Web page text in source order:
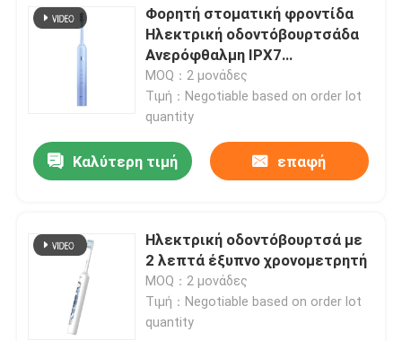
Προϊόντα
Βίντεο
Σχετικά με εμάς
Φορητή στοματική φροντίδα
Ηλεκτρική οδοντόβουρτσάδα
Ανερόφθαλμη IPX7
επαναφορτιζόμενος έξυπνος
χρονοδιακόπτης
MOQ：2 μονάδες
Τιμή：Negotiable based on order lot
quantity
Καλύτερη τιμή επαφή
Ηλεκτρική οδοντόβουρτσά με
2 λεπτά έξυπνο χρονομετρητή
MOQ：2 μονάδες
Τιμή：Negotiable based on order lot
quantity